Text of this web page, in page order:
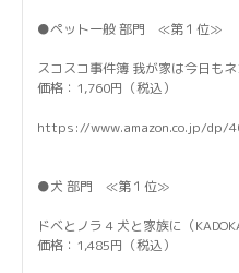
●ペット一般 部門 ≪第１位≫
スコスコ事件簿 我が家は今日もネ
価格：1,760円（税込）
https://www.amazon.co.jp/dp/
●犬 部門 ≪第１位≫
ドベとノラ 4 犬と家族に（
価格：1,485円（税込）